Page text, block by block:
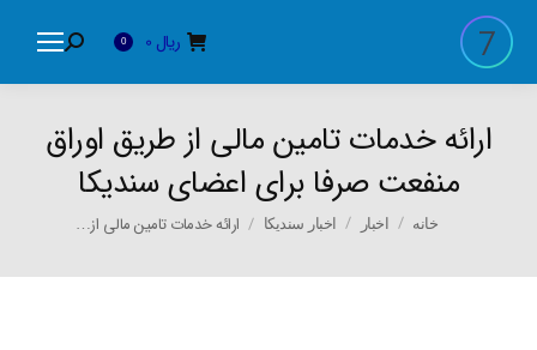
ریال 0
Search:
ارائه خدمات تامین مالی از طریق اوراق
منفعت صرفا برای اعضای سندیکا
You are here:
خانه اخبار اخبار سندیکا ارائه خدمات تامین مالی از…